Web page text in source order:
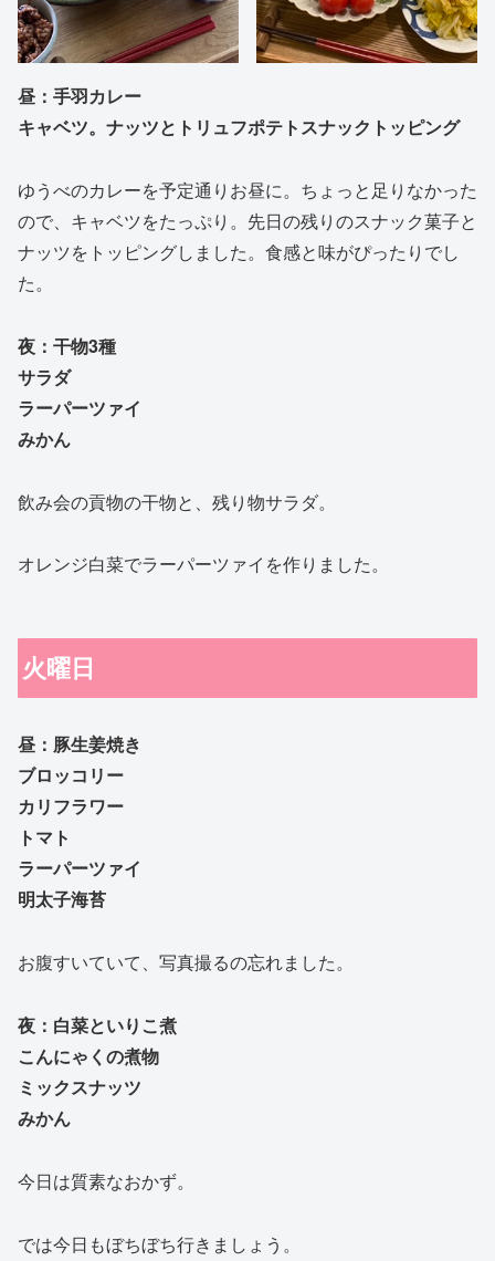
昼： 手羽カレー
キャベツ。ナッツとトリュフポテトスナックトッピング
ゆうべのカレーを予定通りお昼に。ちょっと足りなかった
ので、キャベツをたっぷり。先日の残りのスナック菓子と
ナッツをトッピングしました。食感と味がぴったりでし
た。
夜：干物3種
サラダ
ラーパーツァイ
みかん
飲み会の貢物の干物と、残り物サラダ。
オレンジ白菜でラーパーツァイを作りました。
火曜日
昼：豚生姜焼き
ブロッコリー
カリフラワー
トマト
ラーパーツァイ
明太子海苔
お腹すいていて、写真撮るの忘れました。
夜：白菜といりこ煮
こんにゃくの煮物
ミックスナッツ
みかん
今日は質素なおかず。
では今日もぼちぼち行きましょう。